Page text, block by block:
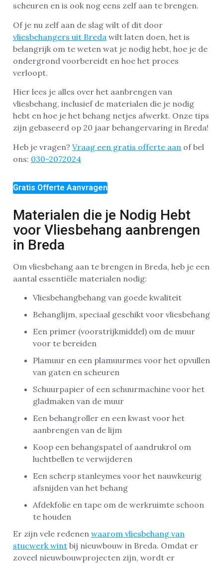
scheuren en is ook nog eens zelf aan te brengen.
Of je nu zelf aan de slag wilt of dit door
vliesbehangers uit Breda wilt laten doen, het is
belangrijk om te weten wat je nodig hebt, hoe je de
ondergrond voorbereidt en hoe het proces
verloopt.
Hier lees je alles over het aanbrengen van
vliesbehang, inclusief de materialen die je nodig
hebt en hoe je het behang netjes afwerkt. Onze tips
zijn gebaseerd op 20 jaar behangervaring in Breda!
Heb je vragen? Vraag een gratis offerte aan of bel
ons: 030-2072024
Gratis Offerte Aanvragen
Materialen die je Nodig Hebt
voor Vliesbehang aanbrengen
in Breda
Om vliesbehang aan te brengen in Breda, heb je een
aantal essentiële materialen nodig:
Vliesbehangbehang van goede kwaliteit
Behanglijm, speciaal geschikt voor vliesbehang
Een primer (voorstrijkmiddel) om de muur
voor te bereiden
Plamuur en een plamuurmes voor het opvullen
van gaten en scheuren
Schuurpapier of een schuurmachine voor het
gladmaken van de muur
Een behangroller en een kwast voor het
aanbrengen van de lijm
Koop een behangspatel of aandrukrol om
luchtbellen te verwijderen
Een scherp stanleymes voor het nauwkeurig
afsnijden van het behang
Afdekfolie en tape om de werkruimte schoon
te houden
Er zijn vele redenen waarom vliesbehang van
stucwerk wint bij nieuwbouw in Breda. Omdat er
zoveel nieuwbouwprojecten zijn, wordt er